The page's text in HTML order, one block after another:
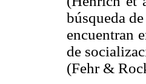
búsqueda
encuentran
de
(Fehr &